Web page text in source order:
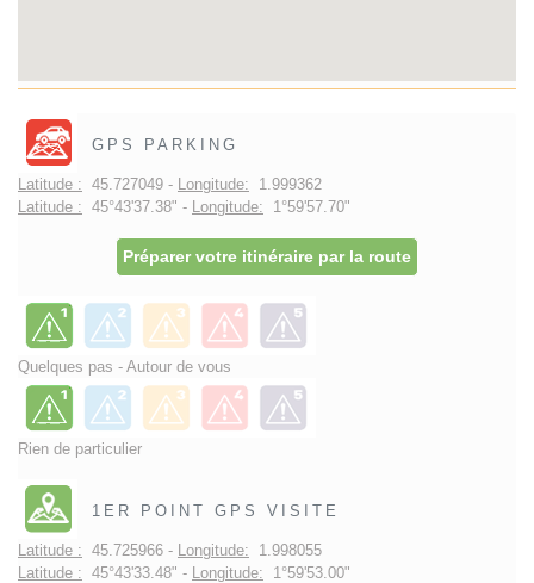
GPS PARKING
Latitude : 45.727049 - Longitude: 1.999362
Latitude : 45°43'37.38" - Longitude: 1°59'57.70"
Préparer votre itinéraire par la route
Quelques pas - Autour de vous
Rien de particulier
1ER POINT GPS VISITE
Latitude : 45.725966 - Longitude: 1.998055
Latitude : 45°43'33.48" - Longitude: 1°59'53.00"